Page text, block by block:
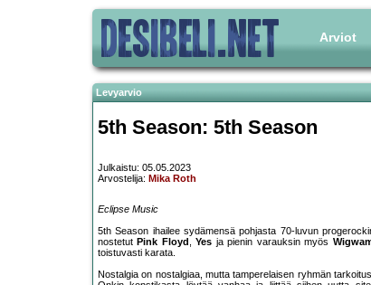
Arviot
Levyarvio
5th Season: 5th Season
Julkaistu: 05.05.2023
Arvostelija: Mika Roth
Eclipse Music
5th Season ihailee sydämensä pohjasta 70-luvun
nostetut Pink Floyd ,Yes ja pienin varauksin myös
toistuvasti karata.
Nostalgia on nostalgiaa, mutta tamperelaisen ryhmän